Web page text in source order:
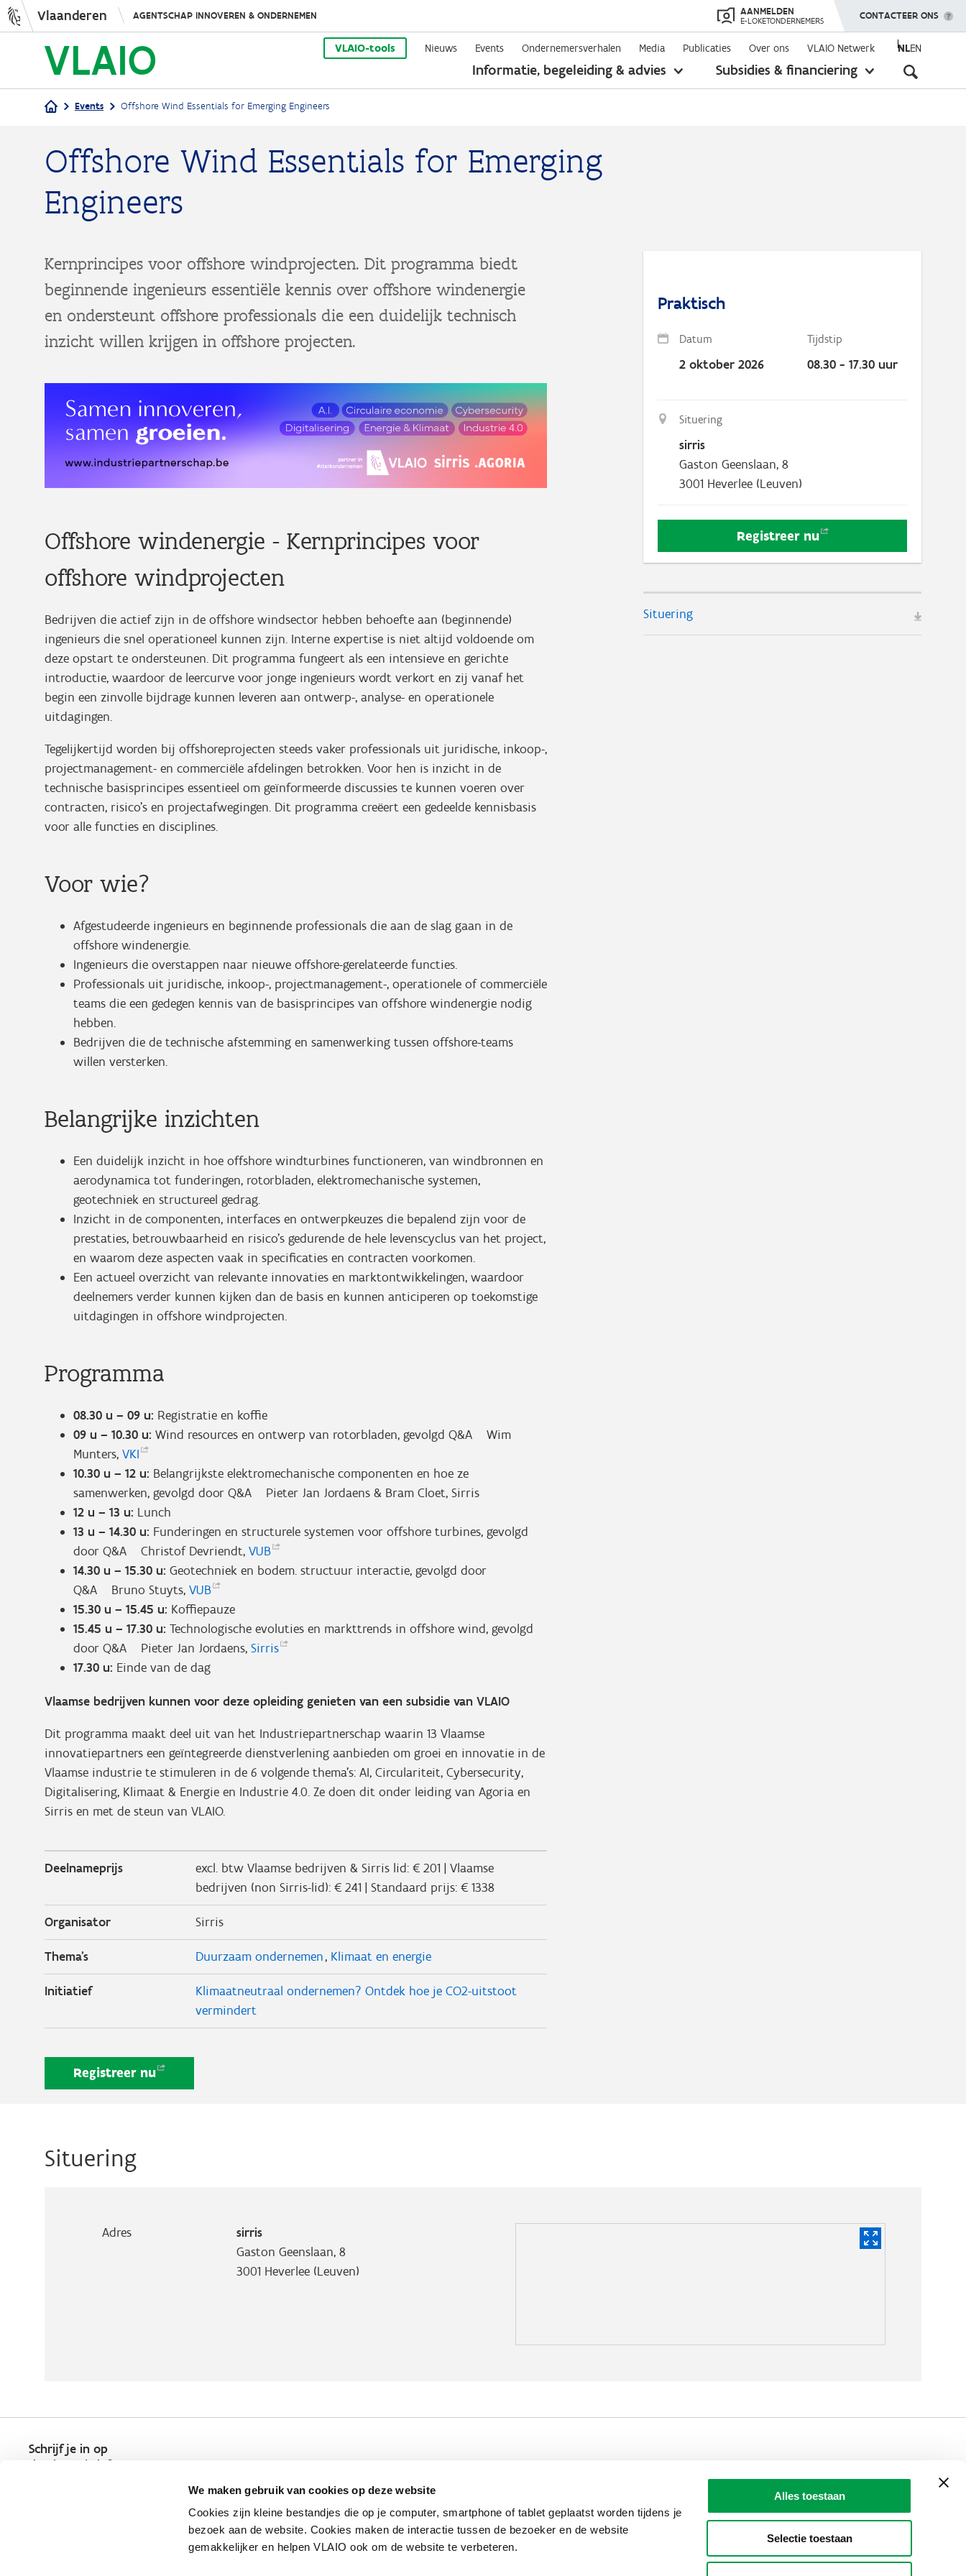
We maken gebruik van cookies op deze website
Cookies zijn kleine bestandjes die op je computer, smartphone of tablet geplaatst worden tijdens je
bezoek aan de website. Cookies maken de interactie tussen de bezoeker en de website
gemakkelijker en helpen VLAIO ook om de website te verbeteren.
Alles toestaan
Selectie toestaan
Overslaan
en
naar
de
Vlaanderen AGENTSCHAP INNOVEREN & ONDERNEMEN AANMELDEN
E-LOKETONDERNEMERS TOON MENU
CONTACTEER ONS
VLAIO-tools Nieuws Events Ondernemersverhalen Media Publicaties Over ons VLAIO Netwerk NLEN
Informatie, begeleiding & advies
toon
Subsidies & financiering
toon
Kruimelpad
Events Offshore Wind Essentials for Emerging Engineers
Offshore Wind Essentials for Emerging
Engineers
Kernprincipes voor offshore windprojecten. Dit programma biedt
beginnende ingenieurs essentiële kennis over offshore windenergie
en ondersteunt offshore professionals die een duidelijk technisch
inzicht willen krijgen in offshore projecten.
Offshore windenergie - Kernprincipes voor
offshore windprojecten
Bedrijven die actief zijn in de offshore windsector hebben behoefte aan (beginnende)
ingenieurs die snel operationeel kunnen zijn. Interne expertise is niet altijd voldoende om
deze opstart te ondersteunen. Dit programma fungeert als een intensieve en gerichte
introductie, waardoor de leercurve voor jonge ingenieurs wordt verkort en zij vanaf het
begin een zinvolle bijdrage kunnen leveren aan ontwerp-, analyse- en operationele
uitdagingen.
Tegelijkertijd worden bij offshoreprojecten steeds vaker professionals uit juridische, inkoop-,
projectmanagement- en commerciële afdelingen betrokken. Voor hen is inzicht in de
technische basisprincipes essentieel om geïnformeerde discussies te kunnen voeren over
contracten, risico's en projectafwegingen. Dit programma creëert een gedeelde kennisbasis
voor alle functies en disciplines.
Voor wie?
Afgestudeerde ingenieurs en beginnende professionals die aan de slag gaan in de
offshore windenergie.
Ingenieurs die overstappen naar nieuwe offshore-gerelateerde functies.
Professionals uit juridische, inkoop-, projectmanagement-, operationele of commerciële
teams die een gedegen kennis van de basisprincipes van offshore windenergie nodig
hebben.
Bedrijven die de technische afstemming en samenwerking tussen offshore-teams
willen versterken.
Belangrijke inzichten
Een duidelijk inzicht in hoe offshore windturbines functioneren, van windbronnen en
aerodynamica tot funderingen, rotorbladen, elektromechanische systemen,
geotechniek en structureel gedrag.
Inzicht in de componenten, interfaces en ontwerpkeuzes die bepalend zijn voor de
prestaties, betrouwbaarheid en risico's gedurende de hele levenscyclus van het project,
en waarom deze aspecten vaak in specificaties en contracten voorkomen.
Een actueel overzicht van relevante innovaties en marktontwikkelingen, waardoor
deelnemers verder kunnen kijken dan de basis en kunnen anticiperen op toekomstige
uitdagingen in offshore windprojecten.
Programma
08.30 u – 09 u: Registratie en koffie
09 u – 10.30 u: Wind resources en ontwerp van rotorbladen, gevolgd Q&A Wim
Munters, VKI
10.30 u – 12 u: Belangrijkste elektromechanische componenten en hoe ze
samenwerken, gevolgd door Q&A Pieter Jan Jordaens & Bram Cloet, Sirris
12 u – 13 u: Lunch
13 u – 14.30 u: Funderingen en structurele systemen voor offshore turbines, gevolgd
door Q&A Christof Devriendt, VUB
14.30 u – 15.30 u: Geotechniek en bodem. structuur interactie, gevolgd door
Q&A Bruno Stuyts, VUB
15.30 u – 15.45 u: Koffiepauze
15.45 u – 17.30 u: Technologische evoluties en markttrends in offshore wind, gevolgd
door Q&A Pieter Jan Jordaens, Sirris
17.30 u: Einde van de dag
Vlaamse bedrijven kunnen voor deze opleiding genieten van een subsidie van VLAIO
Dit programma maakt deel uit van het Industriepartnerschap waarin 13 Vlaamse
innovatiepartners een geïntegreerde dienstverlening aanbieden om groei en innovatie in de
Vlaamse industrie te stimuleren in de 6 volgende thema's: AI, Circulariteit, Cybersecurity,
Digitalisering, Klimaat & Energie en Industrie 4.0. Ze doen dit onder leiding van Agoria en
Sirris en met de steun van VLAIO.
Deelnameprijs
excl. btw Vlaamse bedrijven & Sirris lid: € 201 | Vlaamse
bedrijven (non Sirris-lid): € 241 | Standaard prijs: € 1338
Organisator Sirris
Thema's Duurzaam ondernemen Klimaat en energie
Initiatief
Klimaatneutraal ondernemen? Ontdek hoe je CO2-uitstoot
vermindert
Registreer nu
Praktisch
Datum Tijdstip
2 oktober 2026 08.30 - 17.30 uur
Situering
sirris
Gaston Geenslaan, 8
3001 Heverlee (Leuven)
Registreer nu
Situering
Situering
Adres
sirris
Gaston Geenslaan, 8
3001 Heverlee (Leuven)
Schrijf je in op
de nieuwsbrief
Communicatieverplichtingen & logo'sKlachten, meldingen & fraudebestrijding